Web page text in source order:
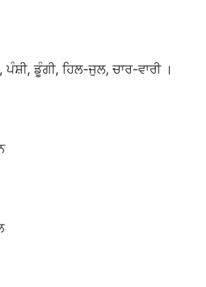
ਡੂੰਗੀ, ਹਿਲ-ਜੁਲ, ਚਾਰ-ਵਾਰੀ ।